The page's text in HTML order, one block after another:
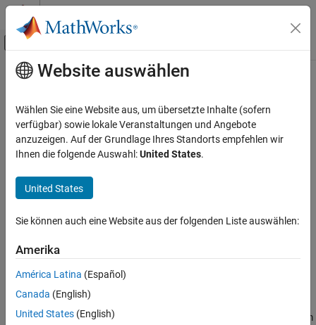
Weiter zum Inhalt
Umschaltung für Off-Canvas-
Startseite der Dokumentation
Block-Bibliotheken
Ports und Subsysteme
Simulink
Modellierung
Entwicklung des Modellverhaltens
Beschreibung
Beispiele
Hauptinhalt
If
Auswahl der Subsystem-Ausführung mithilfe vonif-else
Ausdrücken ähnlicher Logik
Simulink / Ports & Subsystems
Beschreibung
DerIf -Block und die
-Block umfassen, implementieren eine If-Else-Logik zur
Steuerung der Ausführung von Subsystemen. Ein Beispiel, bei dem
Website auswählen
Wählen Sie eine Website aus, um übersetzte Inhalte (sofern
verfügbar) sowie lokale Veranstaltungen und Angebote
anzuzeigen. Auf der Grundlage Ihres Standorts empfehlen wir
Ihnen die folgende Auswahl:United States.
United States
Sie können auch eine Website aus der folgenden Liste auswählen:
Amerika
América Latina (Español)
Canada (English)
United States (English)